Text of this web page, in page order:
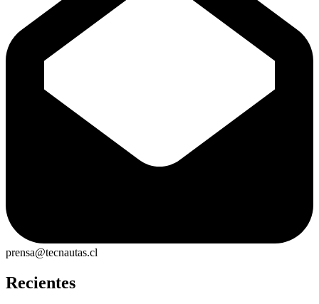
prensa@tecnautas.cl
Recientes